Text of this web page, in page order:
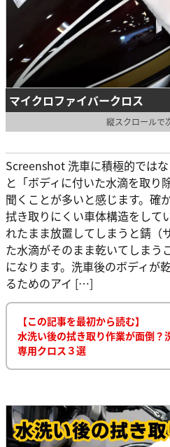
マイクロファイバークロス
縦スクロールで
Screenshot 洗車に積極的では
と「ボディに付いた水滴を取り
聞くことが多いと感じます。確
拭き取りにくい車体構造をして
れたまま放置してしまうと錆（
た水滴がそのまま乾いてしまう
になります。洗車後のボディが
るためのアイ […]
【この記事を最初から読む】
水洗い後の拭き取り作業が面倒？
専用クロス３選